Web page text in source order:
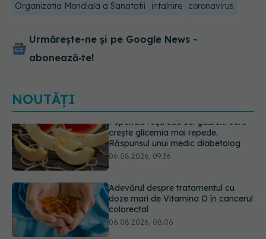
Organizatia Mondiala a Sanatatii
intalnire coronavirus
Urmărește-ne și pe Google News -
abonează‑te!
NOUTĂȚI
Adevărul despre tratamentul cu
doze mari de Vitamina D în cancerul
Gabriela Cristea, manifest pentru
respect și acceptare: Corpul
fiecăruia spune o poveste